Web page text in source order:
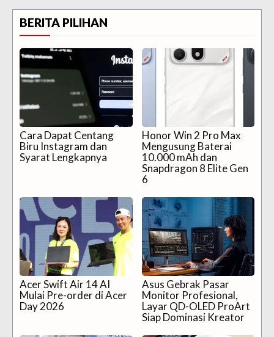
BERITA PILIHAN
Cara Dapat Centang
Biru Instagram dan
Syarat Lengkapnya
Honor Win 2 Pro Max
Mengusung Baterai
10.000 mAh dan
Snapdragon 8 Elite Gen
6
Acer Swift Air 14 AI
Mulai Pre-order di Acer
Day 2026
Asus Gebrak Pasar
Monitor Profesional,
Layar QD-OLED ProArt
Siap Dominasi Kreator